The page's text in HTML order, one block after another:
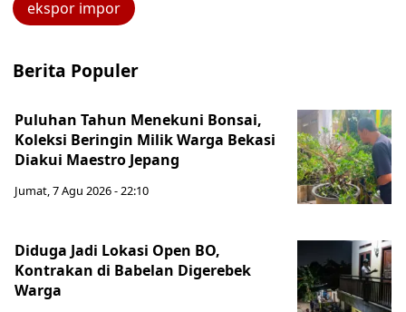
ekspor impor
Berita Populer
Puluhan Tahun Menekuni Bonsai,
Koleksi Beringin Milik Warga Bekasi
Diakui Maestro Jepang
Jumat, 7 Agu 2026 - 22:10
Diduga Jadi Lokasi Open BO,
Kontrakan di Babelan Digerebek
Warga